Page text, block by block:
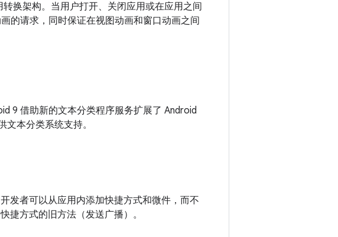
换架构。当用户打开、关闭应用或在应用之间
的请求，同时保证在视图动画和窗口动画之间
9 借助新的文本分类程序服务扩展了 Android
本分类系统支持。
发者可以从应用内添加快捷方式和微件，而不
捷方式的旧方法（发送广播）。